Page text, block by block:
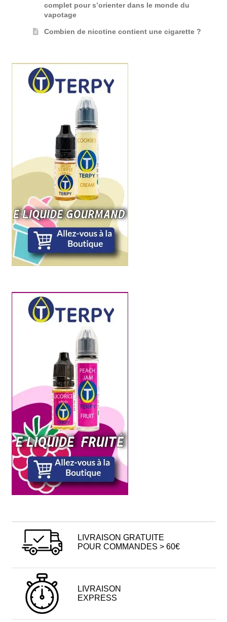
complet pour s’orienter dans le monde du
vapotage
Combien de nicotine contient une cigarette ?
LIVRAISON GRATUITE
POUR COMMANDES > 60€
LIVRAISON
EXPRESS